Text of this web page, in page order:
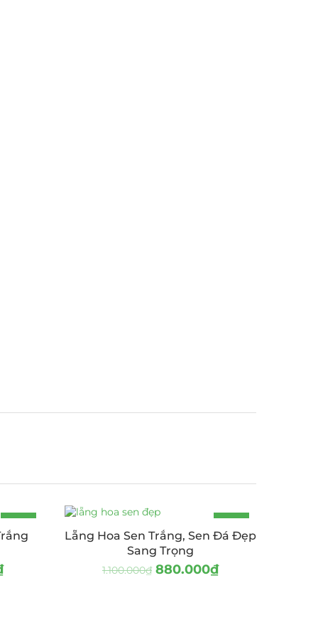
-11% -20%
Lẵng Hoa Sen Trắng, Sen Đá Đẹp
Sang Trọng
1.100.000₫ 880.000₫